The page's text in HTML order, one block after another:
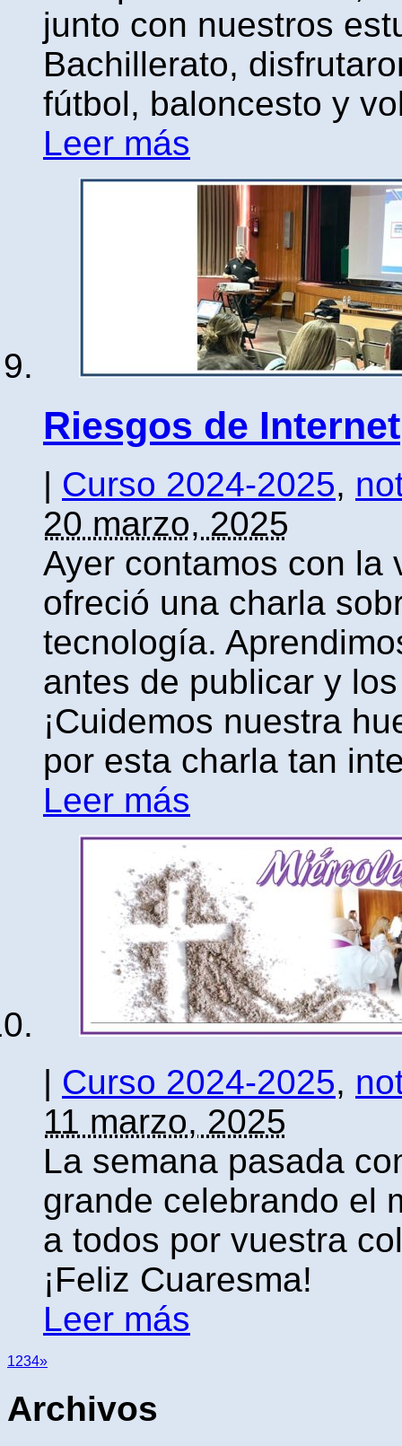
junto con nuestros
Bachillerato,
fútbol, baloncesto y
Leer más
Riesgos de Internet
| Curso 2024-2025,
20 marzo, 2025
Ayer contamos con la
ofreció una charla
tecnología.
antes de publicar y
¡Cuidemos nuestra
por esta charla tan
Leer más
| Curso 2024-2025,
11 marzo, 2025
La semana pasada
grande celebrando el
a todos por vuestra
¡Feliz Cuaresma!
Leer más
1234»
Archivos